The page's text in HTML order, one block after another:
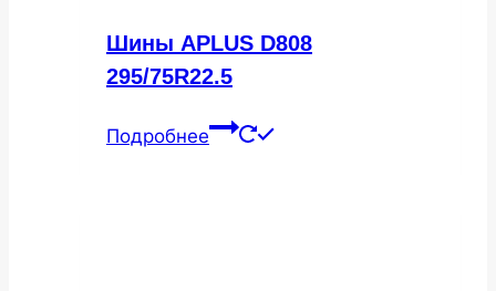
Шины APLUS D808
295/75R22.5
Подробнее